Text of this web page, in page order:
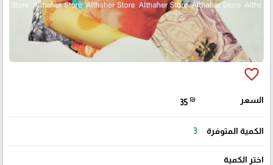
favorite_border
السعر 35 ₪
الكمية المتوفرة 3
اختر الكمية